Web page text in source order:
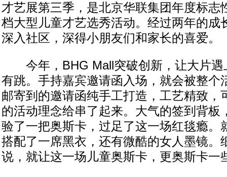
才艺展第三季，是北京华联集团年度标志
档大型儿童才艺选秀活动。经过两年的成
深入社区，深得小朋友们和家长的喜爱。
今年，BHG Mall突破创新，让大片遇
有跳。手持嘉宾邀请函入场，就会被整个
邮寄到的邀请函纯手工打造，工艺精致，
的活动理念给串了起来。大气的签到背板
验了一把奥斯卡，过足了这一场红毯瘾。
搭配了一席黑衣，还有微酷的女人墨镜。
说，就让这一场儿童奥斯卡，更奥斯卡一